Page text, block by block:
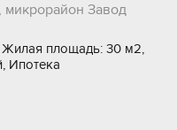
микрорайон Завод
площадь: 30 м2,
Ипотека